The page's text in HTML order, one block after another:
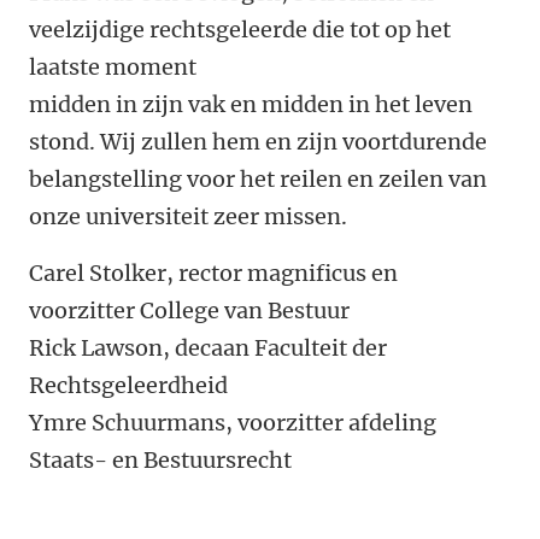
veelzijdige rechtsgeleerde die tot op het
laatste moment
midden in zijn vak en midden in het leven
stond. Wij zullen hem en zijn voortdurende
belangstelling voor het reilen en zeilen van
onze universiteit zeer missen.
Carel Stolker, rector magnificus en
voorzitter College van Bestuur
Rick Lawson, decaan Faculteit der
Rechtsgeleerdheid
Ymre Schuurmans, voorzitter afdeling
Staats- en Bestuursrecht